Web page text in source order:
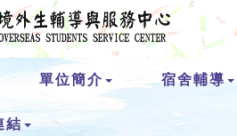
單位簡介 宿舍輔導
結